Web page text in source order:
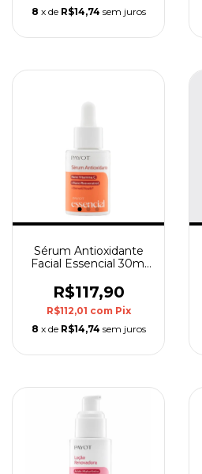
8 x de R$14,74 sem juros
Sérum Antioxidante
Facial Essencial 30ml
R$117,90
R$112,01 com Pix
8 x de R$14,74 sem juros